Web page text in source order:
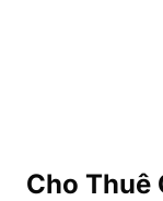
Cho Thuê